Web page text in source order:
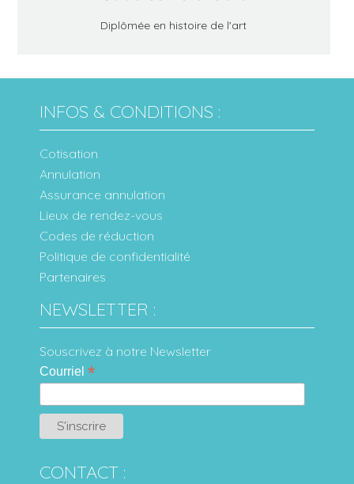
Diplômée en histoire de l'art
INFOS & CONDITIONS :
Cotisation
Annulation
Assurance annulation
Lieux de rendez-vous
Codes de réduction
Politique de confidentialité
Partenaires
NEWSLETTER :
Souscrivez à notre Newsletter
Courriel*
CONTACT :